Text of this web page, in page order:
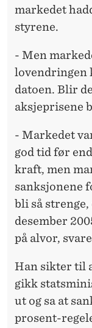
markedet
styrene.
- Men
lovendringen
datoen. Blir
aksjeprisene
- Markedet
god tid før
kraft, men
sanksjonene
bli så
desember
på alvor,
Han sikter til
gikk
ut og sa at
prosent-